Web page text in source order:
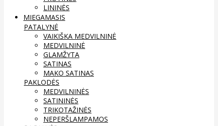
LININĖS
MIEGAMASIS
PATALYNĖ
VAIKIŠKA MEDVILNINĖ
MEDVILNINĖ
GLAMŽYTA
SATINAS
MAKO SATINAS
PAKLODĖS
MEDVILNINĖS
SATININĖS
TRIKOTAŽINĖS
NEPERŠLAMPAMOS